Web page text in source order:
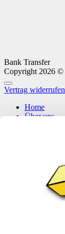
Bank Transfer
Copyright 2026 ©
Vertrag widerrufen
Home
Über uns
Anmelden